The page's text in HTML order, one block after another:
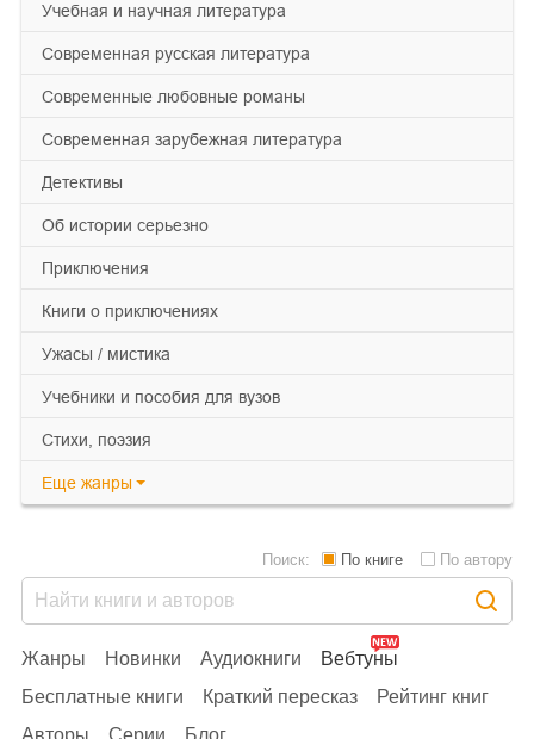
учебная и научная литература
современная русская литература
современные любовные романы
современная зарубежная литература
детективы
об истории серьезно
приключения
книги о приключениях
ужасы / мистика
учебники и пособия для вузов
cтихи, поэзия
Еще жанры
Жанры Новинки Аудиокниги
Вебтуны
Бесплатные книги
Краткий пересказ
Рейтинг книг
Авторы
Серии Блог
Поиск: По книге По автору